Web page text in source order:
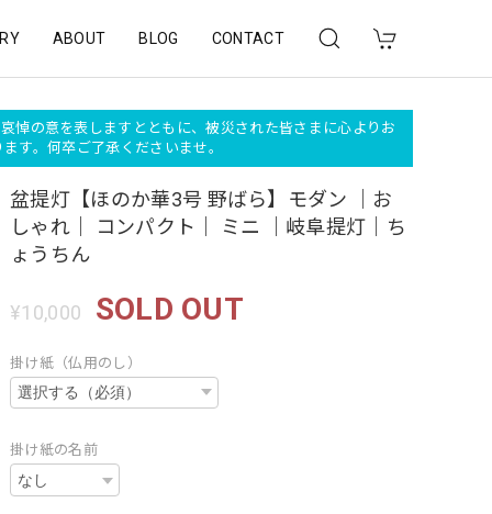
ABOUT BLOG CONTACT
悼の意を表しますとともに、被災された皆さまに心よりお
ます。何卒ご了承くださいませ。
盆提灯【ほのか華3号 野ばら】モダン ｜お
しゃれ｜ コンパクト｜ ミニ ｜岐阜提灯｜ち
ょうちん
¥10,000 SOLD OUT
掛け紙（仏用のし）
掛け紙の名前